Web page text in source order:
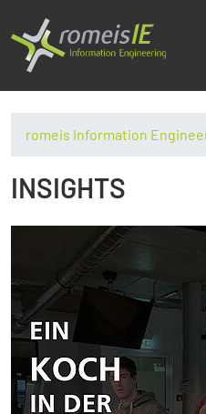
romeis Information
INSIGHTS